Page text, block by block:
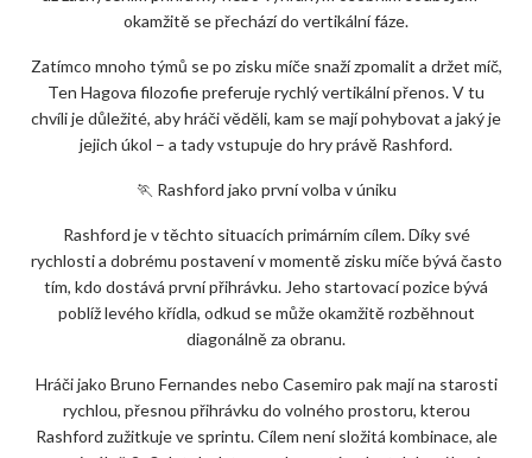
okamžitě se přechází do vertikální fáze.
Zatímco mnoho týmů se po zisku míče snaží zpomalit a držet míč,
Ten Hagova filozofie preferuje rychlý vertikální přenos. V tu
chvíli je důležité, aby hráči věděli, kam se mají pohybovat a jaký je
jejich úkol – a tady vstupuje do hry právě Rashford.
🏃 Rashford jako první volba v úniku
Rashford je v těchto situacích primárním cílem. Díky své
rychlosti a dobrému postavení v momentě zisku míče bývá často
tím, kdo dostává první přihrávku. Jeho startovací pozice bývá
poblíž levého křídla, odkud se může okamžitě rozběhnout
diagonálně za obranu.
Hráči jako Bruno Fernandes nebo Casemiro pak mají na starosti
rychlou, přesnou přihrávku do volného prostoru, kterou
Rashford zužitkuje ve sprintu. Cílem není složitá kombinace, ale